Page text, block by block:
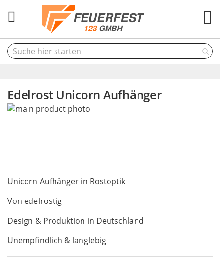
Edelrost Unicorn Aufhänger
Unicorn Aufhänger in Rostoptik
Von edelrostig
Design & Produktion in Deutschland
Unempfindlich & langlebig
Skip
gallery
to
beginning
the
images
gallery